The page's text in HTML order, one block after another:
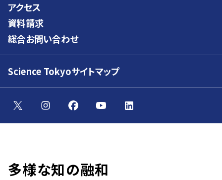
アクセス
資料請求
総合お問い合わせ
Science Tokyoサイトマップ
多様な知の融和